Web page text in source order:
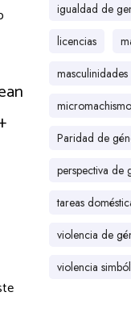
igualdad de
licencias
masculinidades
Paridad de
perspectiva de
tareas
violencia de
violencia